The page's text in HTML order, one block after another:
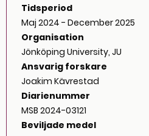
Tidsperiod
Maj 2024 - December 2025
Organisation
Jönköping University, JU
Ansvarig forskare
Joakim Kävrestad
Diarienummer
MSB 2024-03121
Beviljade medel